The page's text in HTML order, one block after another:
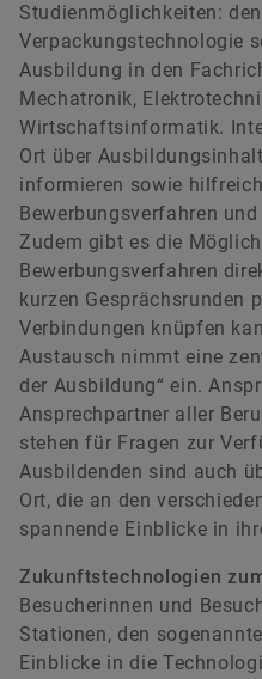
Studienmöglichkeiten:
Verpackungstechnologie
Ausbildung in den
Mechatronik,
Wirtschaftsinformatik.
Ort über
informieren sowie
Bewerbungsverfahren
Zudem gibt es die
Bewerbungsverfahren
kurzen Gesprächsrunden
Verbindungen knüpfen
Austausch nimmt eine
der Ausbildung“ ein.
Ansprechpartner aller
stehen für Fragen zur
Ausbildenden sind auch
Ort, die an den
spannende Einblicke in
Zukunftstechnologien
Besucherinnen und
Stationen, den
Einblicke in die